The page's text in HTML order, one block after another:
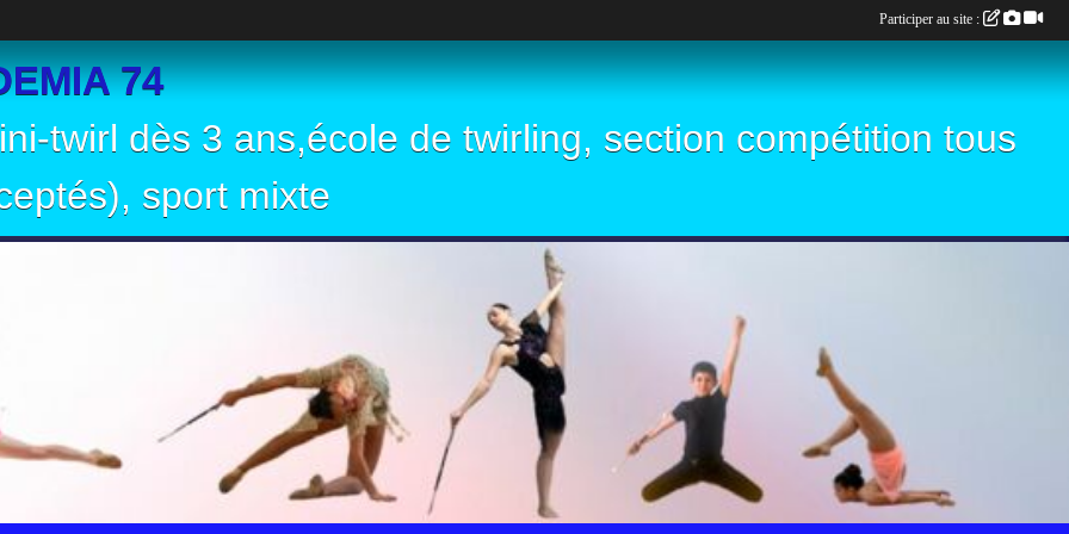
74
twirl dès 3 ans,école de twirling, section compétition tous
sport mixte
Participer au site :